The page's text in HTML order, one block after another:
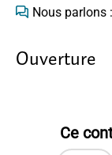
Nous parlons
Ouverture
Ce